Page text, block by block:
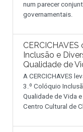
num parecer
governamentais.
Inclusão e
Qualidade de
A CERCICHAVES
3.º Colóquio
Qualidade de Vida
Centro Cultural de